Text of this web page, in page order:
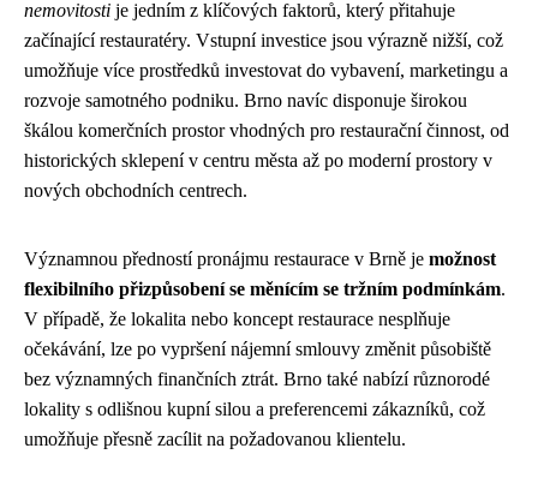
nemovitosti je jedním z klíčových faktorů, který přitahuje
začínající restauratéry. Vstupní investice jsou výrazně nižší, což
umožňuje více prostředků investovat do vybavení, marketingu a
rozvoje samotného podniku. Brno navíc disponuje širokou
škálou komerčních prostor vhodných pro restaurační činnost, od
historických sklepení v centru města až po moderní prostory v
nových obchodních centrech.
Významnou předností pronájmu restaurace v Brně je možnost
flexibilního přizpůsobení se měnícím se tržním podmínkám.
V případě, že lokalita nebo koncept restaurace nesplňuje
očekávání, lze po vypršení nájemní smlouvy změnit působiště
bez významných finančních ztrát. Brno také nabízí různorodé
lokality s odlišnou kupní silou a preferencemi zákazníků, což
umožňuje přesně zacílit na požadovanou klientelu.